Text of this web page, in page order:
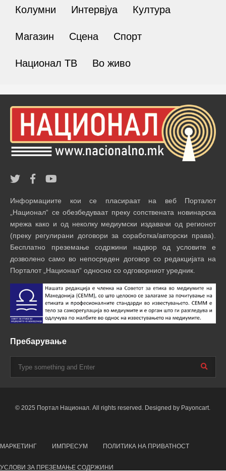
Колумни Интервјуа Култура
Магазин Сцена Спорт
Национал ТВ Во живо
Информациите кои се пласираат на веб Порталот
„Национал“ се обезбедуваат преку сопствената новинарска
мрежа како и од неколку медиумски издавачи од регионот
(преку регулирани договори за соработка/авторски права).
Бесплатно преземање содржини надвор од условите е
дозволено само во непосреден договор со редакцијата на
Порталот „Национал“ односно со одговорниот уредник.
Пребарување
© 2025 Портал Национал. All rights reserved. Designed by Payoncart.
МАРКЕТИНГ ИМПРЕСУМ ПОЛИТИКА НА ПРИВАТНОСТ
УСЛОВИ ЗА ПРЕЗЕМАЊЕ СОДРЖИНИ